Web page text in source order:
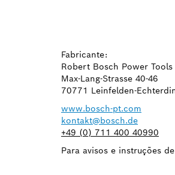
Fabricante:
Robert Bosch Power Tools
Max-Lang-Strasse 40-46
70771 Leinfelden-
www.bosch-pt.com
kontakt@bosch.de
+49 (0) 711 400 40990
Para avisos e instruções